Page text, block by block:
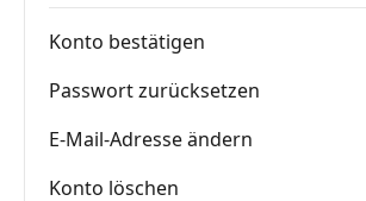
Konto bestätigen
Passwort zurücksetzen
E-Mail-Adresse ändern
Konto löschen